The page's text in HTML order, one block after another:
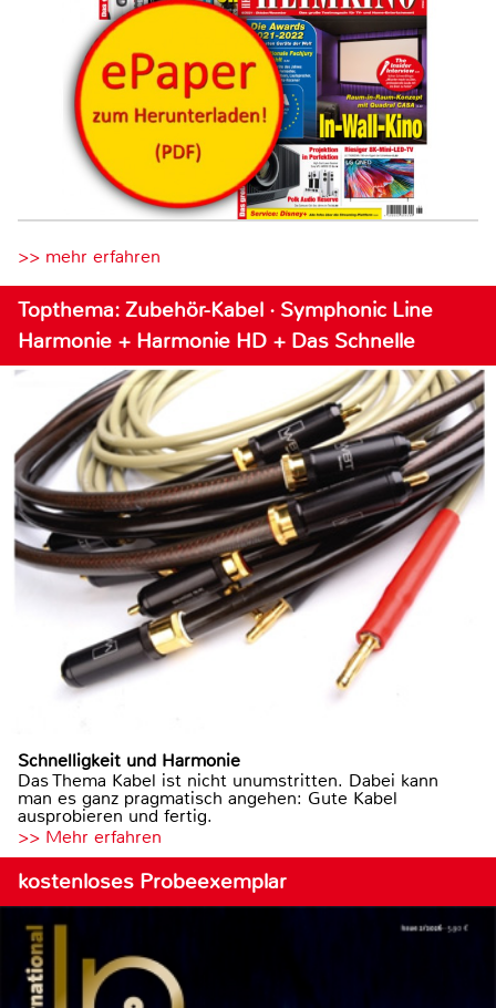
>> mehr erfahren
Topthema: Zubehör-Kabel · Symphonic Line
Harmonie + Harmonie HD + Das Schnelle
Schnelligkeit und Harmonie
Das Thema Kabel ist nicht unumstritten. Dabei kann
man es ganz pragmatisch angehen: Gute Kabel
ausprobieren und fertig.
>> Mehr erfahren
kostenloses Probeexemplar